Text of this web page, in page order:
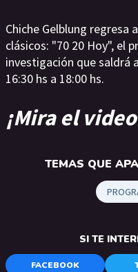
Chiche Gelblung regresa
clásicos: "70 20 Hoy", el
investigación que saldrá
16:30 hs a 18:00 hs.
¡Mira el
TEMAS QUE
SI TE
FACEBOOK